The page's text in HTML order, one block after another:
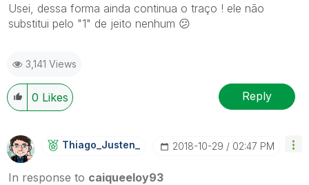
Usei, dessa forma ainda continua o traço ! ele não
substitui pelo "1" de jeito nenhum 😕
3,141 Views
0 Likes Reply
Thiago_Justen_ ‎2018-10-29 02:47 PM
In response to caiqueeloy93